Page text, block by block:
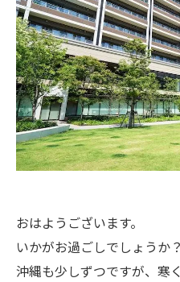
おはようございます。
いかがお過ごしでしょうか？
沖縄も少しずつですが、寒